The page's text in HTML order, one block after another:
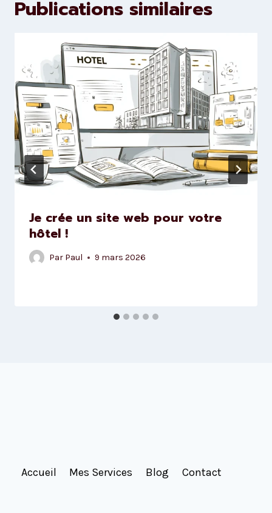
Publications similaires
Je crée un site web pour votre
hôtel !
Par Paul 9 mars 2026
Accueil Mes Services Blog Contact